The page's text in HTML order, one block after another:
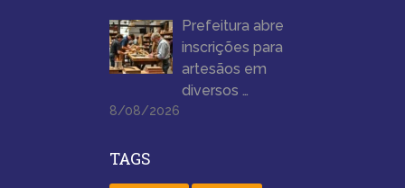
Prefeitura abre
inscrições para
artesãos em
diversos …
8/08/2026
TAGS